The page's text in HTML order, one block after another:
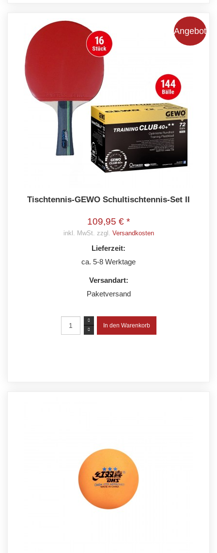
Angebot
Tischtennis-GEWO Schultischtennis-Set II
109,95 € *
inkl. MwSt. zzgl. Versandkosten
Lieferzeit:
ca. 5-8 Werktage
Versandart:
Paketversand